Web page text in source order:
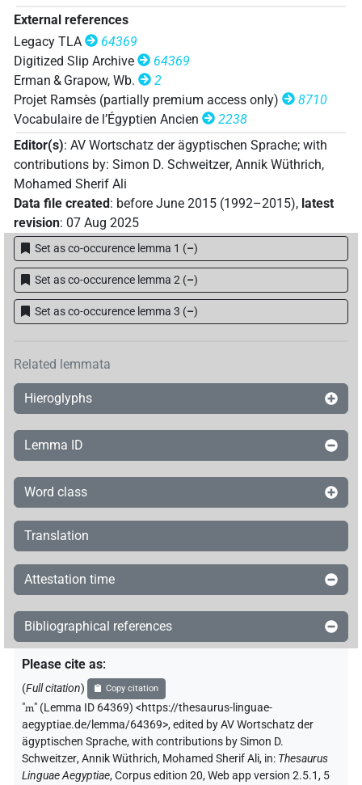
External references
Legacy TLA
64369
Digitized Slip Archive
64369
Erman & Grapow, Wb.
2
Projet Ramsès (partially premium access only)
8710
Vocabulaire de l’Égyptien Ancien
2238
Editor(s): AV Wortschatz der ägyptischen Sprache; with
contributions by: Simon D. Schweitzer, Annik Wüthrich,
Mohamed Sherif Ali
Data file created: before June 2015 (1992–2015), latest
revision: 07 Aug 2025
Set as co-occurence lemma 1 (–)
Set as co-occurence lemma 2 (–)
Set as co-occurence lemma 3 (–)
Related lemmata
Hieroglyphs
Lemma ID
Word class
Translation
Attestation time
Bibliographical references
Please cite as:
(Full citation) Copy citation
"m" (Lemma ID 64369) <https://thesaurus-linguae-
aegyptiae.de/lemma/64369>,edited by AV Wortschatz der
ägyptischen Sprache,with contributions bySimon D.
Schweitzer,Annik Wüthrich, Mohamed Sherif Ali, in: Thesaurus
Linguae Aegyptiae,Corpus edition 20, Web app version 2.5.1, 5